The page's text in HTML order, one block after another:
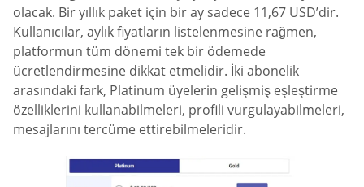
olacak. Bir yıllık paket için bir ay sadece 11,67 USD’dir.
Kullanıcılar, aylık fiyatların listelenmesine rağmen,
platformun tüm dönemi tek bir ödemede
ücretlendirmesine dikkat etmelidir. İki abonelik
arasındaki fark, Platinum üyelerin gelişmiş eşleştirme
özelliklerini kullanabilmeleri, profili vurgulayabilmeleri,
mesajlarını tercüme ettirebilmeleridir.